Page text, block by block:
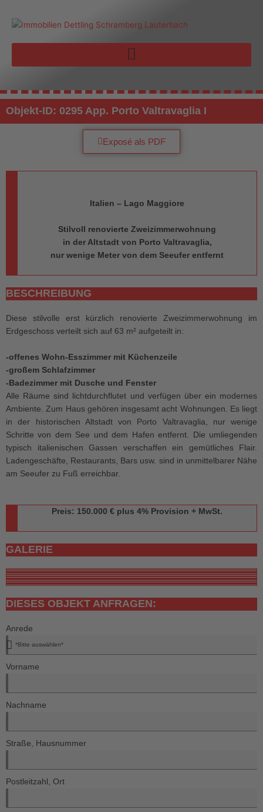
Inhalt
Objekt-ID: 0295 App. Porto Valtravaglia I
Exposé als PDF
Italien – Lago Maggiore
Stilvoll renovierte Zweizimmerwohnung
in der Altstadt von Porto Valtravaglia,
nur wenige Meter von dem Seeufer entfernt
BESCHREIBUNG
Diese stilvolle erst kürzlich renovierte Zweizimmerwohnung im
Erdgeschoss verteilt sich auf 63 m² aufgeteilt in:
-offenes Wohn-Esszimmer mit Küchenzeile
-großem Schlafzimmer
-Badezimmer mit Dusche und Fenster
Alle Räume sind lichtdurchflutet und verfügen über ein modernes
Ambiente. Zum Haus gehören insgesamt acht Wohnungen. Es liegt
in der historischen Altstadt von Porto Valtravaglia, nur wenige
Schritte von dem See und dem Hafen entfernt. Die umliegenden
typisch italienischen Gassen verschaffen ein gemütliches Flair.
Ladengeschäfte, Restaurants, Bars usw. sind in unmittelbarer Nähe
am Seeufer zu Fuß erreichbar.
Preis: 150.000 € plus 4% Provision + MwSt.
GALERIE
DIESES OBJEKT ANFRAGEN:
Anrede
Vorname
Nachname
Straße, Hausnummer
Postleitzahl, Ort